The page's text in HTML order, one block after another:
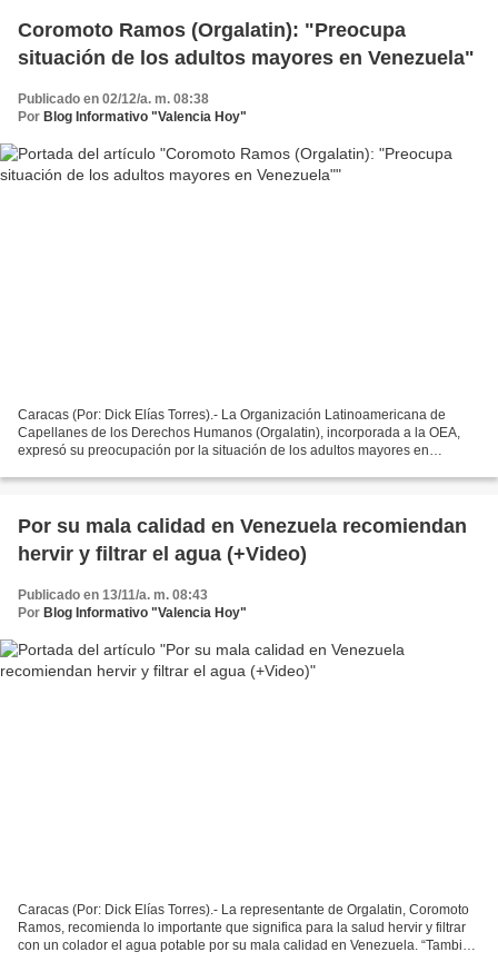
Coromoto Ramos (Orgalatin): "Preocupa
situación de los adultos mayores en Venezuela"
Publicado en 02/12/a. m. 08:38
Por Blog Informativo "Valencia Hoy"
Caracas (Por: Dick Elías Torres).- La Organización Latinoamericana de
Capellanes de los Derechos Humanos (Orgalatin), incorporada a la OEA,
expresó su preocupación por la situación de los adultos mayores en
Por su mala calidad en Venezuela recomiendan
hervir y filtrar el agua (+Video)
Publicado en 13/11/a. m. 08:43
Por Blog Informativo "Valencia Hoy"
Caracas (Por: Dick Elías Torres).- La representante de Orgalatin, Coromoto
Ramos, recomienda lo importante que significa para la salud hervir y filtrar
con un colador el agua potable por su mala calidad en Venezuela. “También